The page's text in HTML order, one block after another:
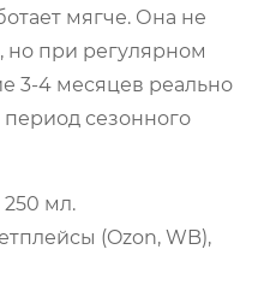
мягче. Она не
но при регулярном
3-4 месяцев реально
сезонного
250 мл.
(Ozon, WB),